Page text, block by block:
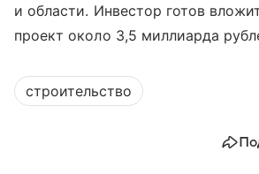
и области. Инвестор готов
проект около 3,5 миллиарда
строительство